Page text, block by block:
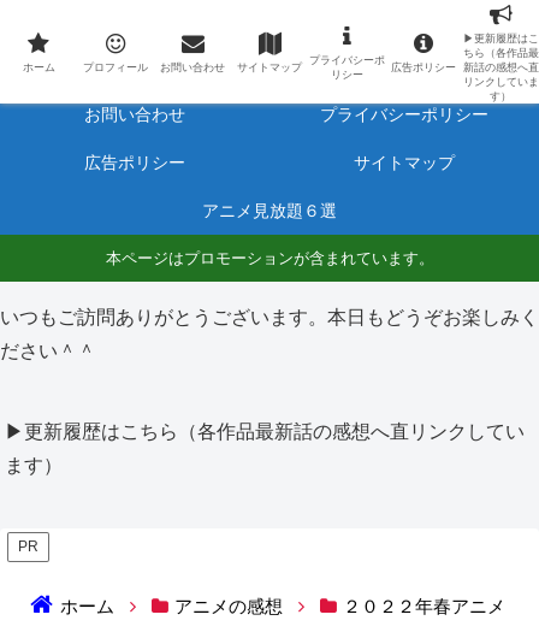
最新アニメのあらすじと感想をネタバレ有りで毎日更新しています。
ホーム プロフィール
お問い合わせ プライバシーポリシー
広告ポリシー サイトマップ
アニメ見放題６選
本ページはプロモーションが含まれています。
いつもご訪問ありがとうございます。本日もどうぞお楽しみく
ださい＾＾
▶更新履歴はこちら（各作品最新話の感想へ直リンクしてい
ます）
PR
ホーム アニメの感想 ２０２２年春アニメ
ホーム プロフィール お問い合わせ サイトマップ
プライバシーポ
リシー
広告ポリシー
▶更新履歴はこ
ちら（各作品最
新話の感想へ直
リンクしていま
す）